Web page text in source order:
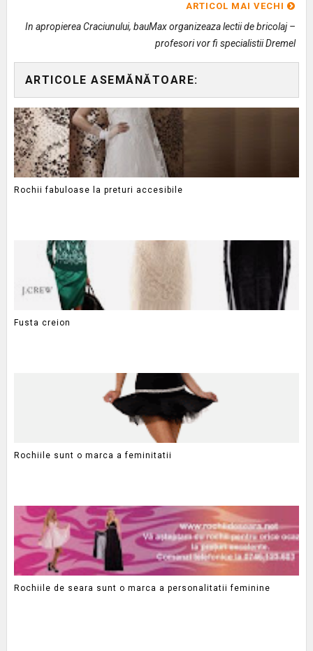
ARTICOL MAI VECHI
In apropierea Craciunului, bauMax organizeaza lectii de bricolaj –
profesori vor fi specialistii Dremel
ARTICOLE ASEMĂNĂTOARE:
Rochii fabuloase la preturi accesibile
Fusta creion
Rochiile sunt o marca a feminitatii
Rochiile de seara sunt o marca a personalitatii feminine